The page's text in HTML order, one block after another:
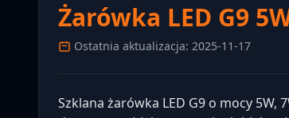
Żarówka LED G9
Ostatnia aktualizacja: 2025-11-17
Szklana żarówka LED G9 o mocy 5W,